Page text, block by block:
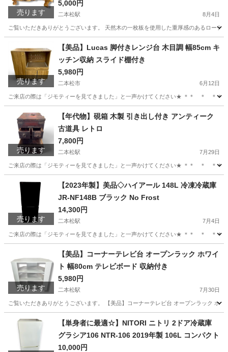
売ります
5,000円
二本松駅 8月4日
ご覧いただきありがとうございます。 天然木の一枚板を使用した重厚感のあるロー
二本松駅 インテリア雑貨/小物 天然
売ります
【美品】Lucas 脚付きレンジ台 木目調 幅85cm キ
ッチン収納 スライド棚付き
5,980円
二本松市 6月12日
ご来店の際は「ジモティーを見てきました」と一声かけてください★ ＊＊ ＊ ＊＊
福島 二本松市 収納家具 リユース
売ります
【年代物】硯箱 木製 引き出し付き アンティーク
古道具 レトロ
7,800円
二本松駅 7月29日
ご来店の際は「ジモティーを見てきました」と一声かけてください★ ＊＊ ＊ ＊＊
福島 二本松市 二本松駅 インテリア雑貨/小物
売ります
【2023年製】美品◇ハイアール 148L 冷凍冷蔵庫
JR-NF148B ブラック No Frost
14,300円
二本松駅 7月4日
ご来店の際は「ジモティーを見てきました」と一声かけてください★ ＊＊ ＊ ＊＊
二本松駅 キッチン家電 新生活
売ります
【美品】コーナーテレビ台 オープンラック ホワイ
ト 幅80cm テレビボード 収納付き
5,980円
二本松駅 7月30日
ご覧いただきありがとうございます。 【美品】コーナーテレビ台 オープンラック ホ
福島 二本松市 二本松駅 収納家具
【単身者に最適☆】NITORI ニトリ 2ドア冷蔵庫
グラシア106 NTR-106 2019年製 106L コンパクト
10,000円